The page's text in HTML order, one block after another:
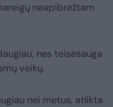
neapibrėžtam
nes teisėsauga
veikų.
nei metus, atlikta